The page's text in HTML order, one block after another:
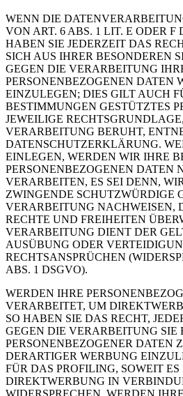
WENN DIE
VON ART. 6 ABS. 1 LIT. E ODER F
HABEN SIE JEDERZEIT DAS
SICH AUS IHRER BESONDEREN
GEGEN DIE VERARBEITUNG
PERSONENBEZOGENEN DATEN
EINZULEGEN; DIES GILT AUCH
BESTIMMUNGEN GESTÜTZTES
JEWEILIGE
VERARBEITUNG BERUHT,
DATENSCHUTZERKLÄRUNG.
EINLEGEN, WERDEN WIR IHRE
PERSONENBEZOGENEN DATEN
VERARBEITEN, ES SEI DENN,
ZWINGENDE SCHUTZWÜRDIGE
VERARBEITUNG NACHWEISEN,
RECHTE UND FREIHEITEN
VERARBEITUNG DIENT DER
AUSÜBUNG ODER
RECHTSANSPRÜCHEN
ABS. 1 DSGVO).
WERDEN IHRE
VERARBEITET, UM
SO HABEN SIE DAS RECHT,
GEGEN DIE VERARBEITUNG SIE
PERSONENBEZOGENER DATEN
DERARTIGER WERBUNG
FÜR DAS PROFILING, SOWEIT
DIREKTWERBUNG IN
WIDERSPRECHEN, WERDEN IHRE